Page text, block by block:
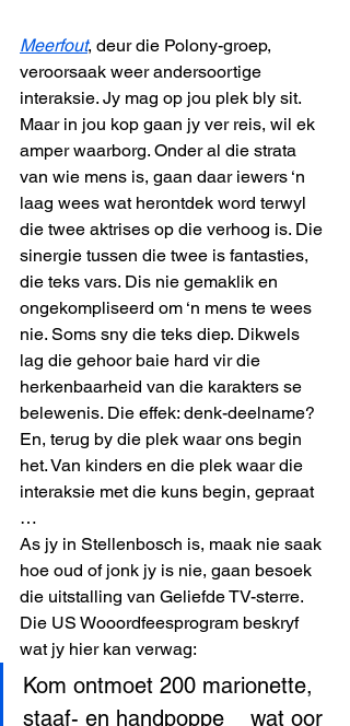
Meerfout, deur die Polony-groep,
veroorsaak weer andersoortige
interaksie. Jy mag op jou plek bly sit.
Maar in jou kop gaan jy ver reis, wil ek
amper waarborg. Onder al die strata
van wie mens is, gaan daar iewers ‘n
laag wees wat herontdek word terwyl
die twee aktrises op die verhoog is. Die
sinergie tussen die twee is fantasties,
die teks vars. Dis nie gemaklik en
ongekompliseerd om ‘n mens te wees
nie. Soms sny die teks diep. Dikwels
lag die gehoor baie hard vir die
herkenbaarheid van die karakters se
belewenis. Die effek: denk-deelname?
En, terug by die plek waar ons begin
het. Van kinders en die plek waar die
interaksie met die kuns begin, gepraat
…
As jy in Stellenbosch is, maak nie saak
hoe oud of jonk jy is nie, gaan besoek
die uitstalling van Geliefde TV-sterre.
Die US Wooordfeesprogram beskryf
wat jy hier kan verwag:
Kom ontmoet 200 marionette,
staaf- en handpoppe    wat oor